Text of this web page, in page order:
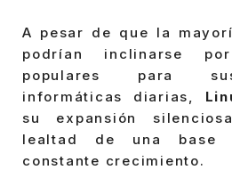
A pesar de que la
podrían inclinarse
populares para
informáticas diarias,
su expansión
lealtad de una base
constante crecimiento.